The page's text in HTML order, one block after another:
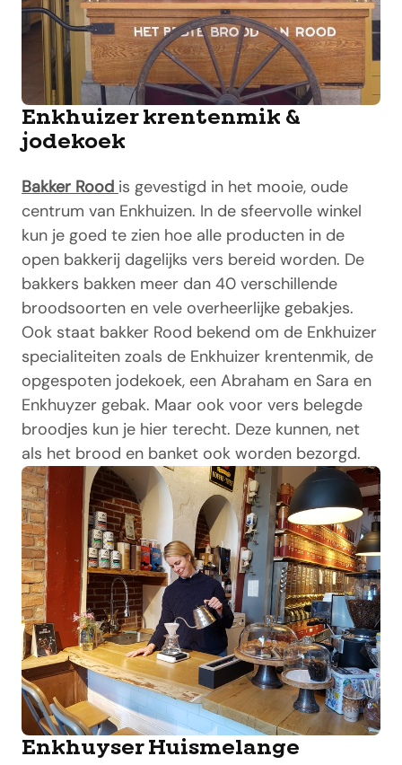
Enkhuizer krentenmik &
jodekoek
Bakker Rood is gevestigd in het mooie, oude
centrum van Enkhuizen. In de sfeervolle winkel
kun je goed te zien hoe alle producten in de
open bakkerij dagelijks vers bereid worden. De
bakkers bakken meer dan 40 verschillende
broodsoorten en vele overheerlijke gebakjes.
Ook staat bakker Rood bekend om de Enkhuizer
specialiteiten zoals de Enkhuizer krentenmik, de
opgespoten jodekoek, een Abraham en Sara en
Enkhuyzer gebak. Maar ook voor vers belegde
broodjes kun je hier terecht. Deze kunnen, net
als het brood en banket ook worden bezorgd.
Enkhuyser Huismelange